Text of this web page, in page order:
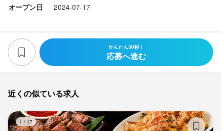
オープン日 2024-07-17
かんたん30秒！
応募へ進む
近くの似ている求人
1 / 17